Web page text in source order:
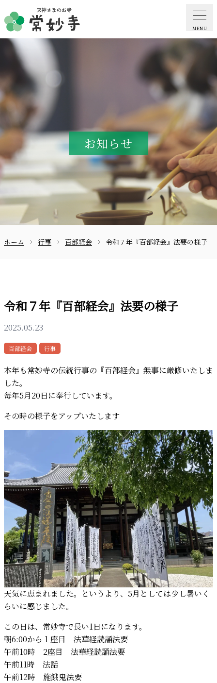
MENU
ホーム
常妙寺紹介
納骨堂・お墓
葬儀・供養・祈祷
ギャラリー
お知らせ
お問合せ
097-521-2585
お知らせ
ホーム 行事 百部経会 令和７年『百部経会』法要の様子
令和７年『百部経会』法要の様子
2025.05.23
百部経会 行事
本年も常妙寺の伝統行事の『百部経会』無事に厳修いたしま
した。
毎年5月20日に奉行しています。
その時の様子をアップいたします
天気に恵まれました。というより、5月としては少し暑いく
らいに感じました。
この日は、常妙寺で長い1日になります。
朝6:00から１座目 法華経読誦法要
午前10時 2座目 法華経読誦法要
午前11時 法話
午前12時 施餓鬼法要